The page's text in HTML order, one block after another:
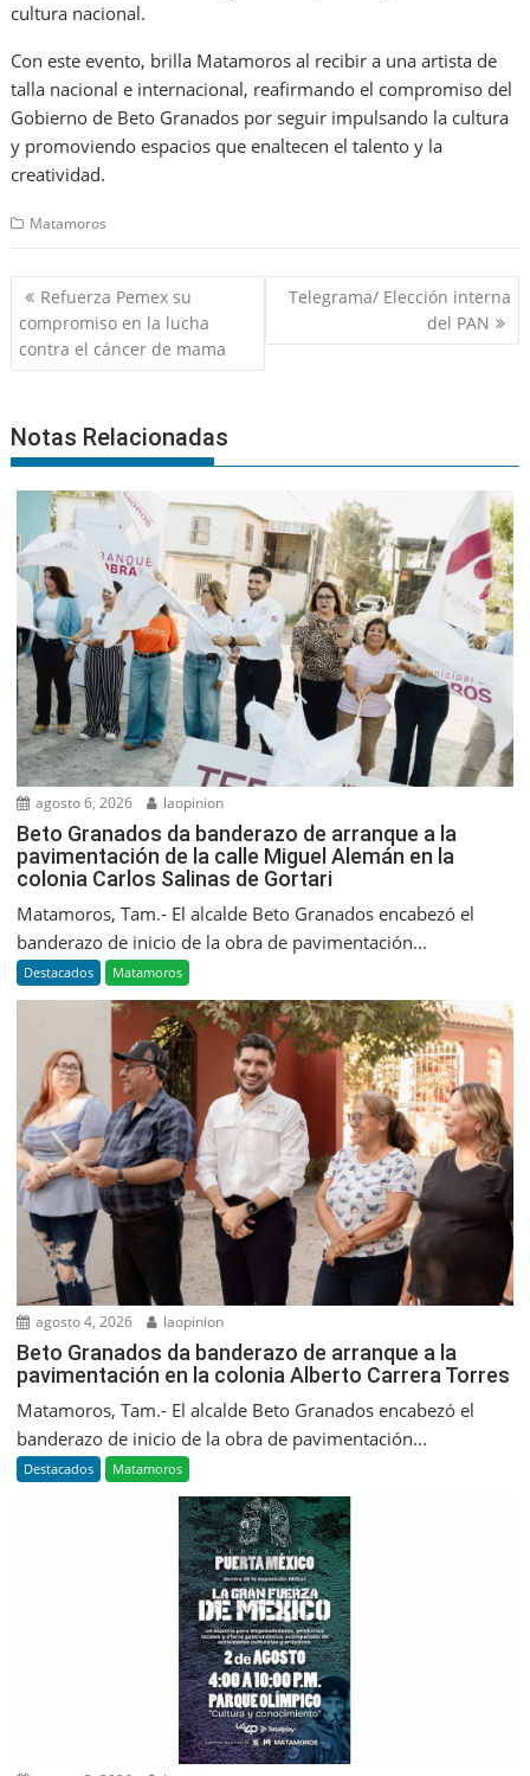
cultura nacional.
Con este evento, brilla Matamoros al recibir a una artista de
talla nacional e internacional, reafirmando el compromiso del
Gobierno de Beto Granados por seguir impulsando la cultura
y promoviendo espacios que enaltecen el talento y la
creatividad.
Matamoros
Navegación
de
entradas
Refuerza Pemex su
compromiso en la lucha
contra el cáncer de mama
Telegrama/ Elección interna
del PAN
Notas Relacionadas
agosto 6, 2026 laopinion
Beto Granados da banderazo de arranque a la
pavimentación de la calle Miguel Alemán en la
colonia Carlos Salinas de Gortari
Matamoros, Tam.- El alcalde Beto Granados encabezó el
banderazo de inicio de la obra de pavimentación...
Destacados Matamoros
agosto 4, 2026 laopinion
Beto Granados da banderazo de arranque a la
pavimentación en la colonia Alberto Carrera Torres
Matamoros, Tam.- El alcalde Beto Granados encabezó el
banderazo de inicio de la obra de pavimentación...
Destacados Matamoros